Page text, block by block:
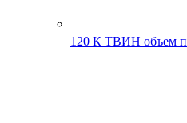
120 К ТВИН объем